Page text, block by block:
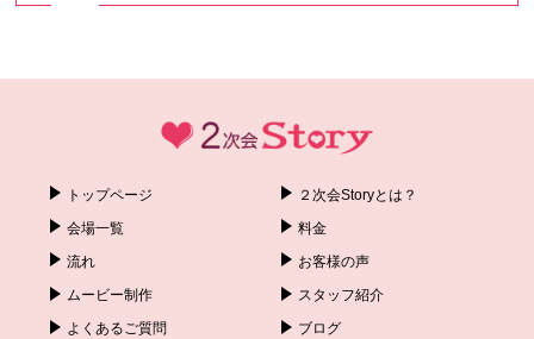
トップページ ２次会Storyとは？
会場一覧 料金
流れ お客様の声
ムービー制作 スタッフ紹介
よくあるご質問 ブログ